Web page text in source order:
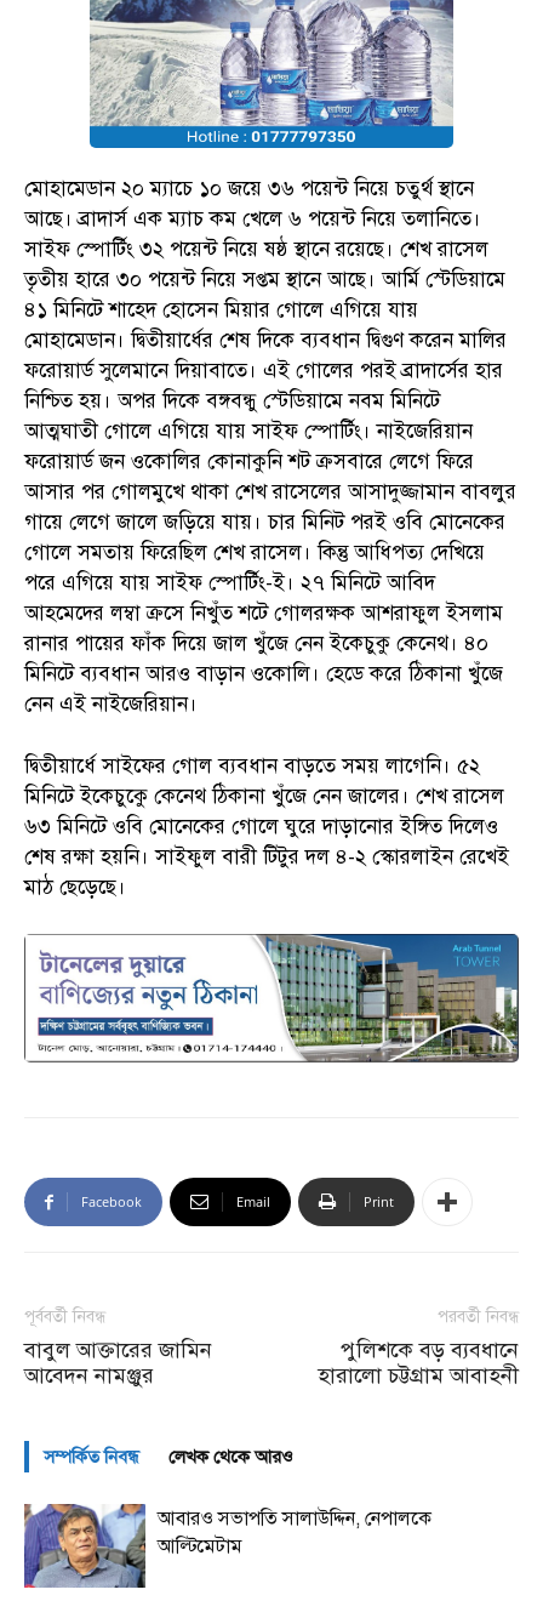
মোহামেডান ২০ ম্যাচে ১০ জয়ে ৩৬ পয়েন্ট নিয়ে চতুর্থ স্থানে
আছে। ব্রাদার্স এক ম্যাচ কম খেলে ৬ পয়েন্ট নিয়ে তলানিতে।
সাইফ স্পোর্টিং ৩২ পয়েন্ট নিয়ে ষষ্ঠ স্থানে রয়েছে। শেখ রাসেল
তৃতীয় হারে ৩০ পয়েন্ট নিয়ে সপ্তম স্থানে আছে। আর্মি স্টেডিয়ামে
৪১ মিনিটে শাহেদ হোসেন মিয়ার গোলে এগিয়ে যায়
মোহামেডান। দ্বিতীয়ার্ধের শেষ দিকে ব্যবধান দ্বিগুণ করেন মালির
ফরোয়ার্ড সুলেমানে দিয়াবাতে। এই গোলের পরই ব্রাদার্সের হার
নিশ্চিত হয়। অপর দিকে বঙ্গবন্ধু স্টেডিয়ামে নবম মিনিটে
আত্মঘাতী গোলে এগিয়ে যায় সাইফ স্পোর্টিং। নাইজেরিয়ান
ফরোয়ার্ড জন ওকোলির কোনাকুনি শট ক্রসবারে লেগে ফিরে
আসার পর গোলমুখে থাকা শেখ রাসেলের আসাদুজ্জামান বাবলুর
গায়ে লেগে জালে জড়িয়ে যায়। চার মিনিট পরই ওবি মোনেকের
গোলে সমতায় ফিরেছিল শেখ রাসেল। কিন্তু আধিপত্য দেখিয়ে
পরে এগিয়ে যায় সাইফ স্পোর্টিং-ই। ২৭ মিনিটে আবিদ
আহমেদের লম্বা ক্রসে নিখুঁত শটে গোলরক্ষক আশরাফুল ইসলাম
রানার পায়ের ফাঁক দিয়ে জাল খুঁজে নেন ইকেচুকু কেনেথ। ৪০
মিনিটে ব্যবধান আরও বাড়ান ওকোলি। হেডে করে ঠিকানা খুঁজে
নেন এই নাইজেরিয়ান।
দ্বিতীয়ার্ধে সাইফের গোল ব্যবধান বাড়তে সময় লাগেনি। ৫২
মিনিটে ইকেচুকেু কেনেথ ঠিকানা খুঁজে নেন জালের। শেখ রাসেল
৬৩ মিনিটে ওবি মোনেকের গোলে ঘুরে দাড়ানোর ইঙ্গিত দিলেও
শেষ রক্ষা হয়নি। সাইফুল বারী টিটুর দল ৪-২ স্কোরলাইন রেখেই
মাঠ ছেড়েছে।
Facebook Email Print
পূর্ববর্তী নিবন্ধ
বাবুল আক্তারের জামিন
আবেদন নামঞ্জুর
পরবর্তী নিবন্ধ
পুলিশকে বড় ব্যবধানে
হারালো চট্টগ্রাম আবাহনী
সম্পর্কিত নিবন্ধ লেখক থেকে আরও
আবারও সভাপতি সালাউদ্দিন, নেপালকে
আল্টিমেটাম